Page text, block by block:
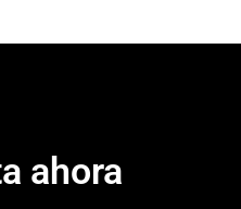
ahora